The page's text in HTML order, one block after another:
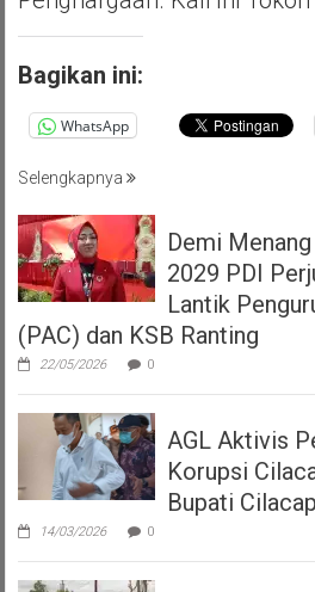
Bagikan ini:
WhatsApp
Selengkapnya
Demi
2029 PDI
Lantik
(PAC) dan KSB Ranting
22/05/2026 0
AGL Aktivis
Korupsi
Bupati
14/03/2026 0